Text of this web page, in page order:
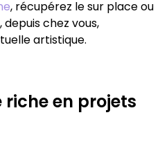
, récupérez le sur place ou
chez vous,
artistique.
riche en projets